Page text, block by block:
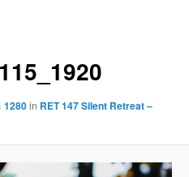
1280in RET 147 Silent Retreat –